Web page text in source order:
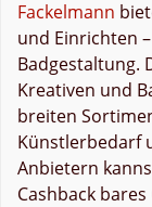
Fackelmann
und Einrichten
Badgestaltung.
Kreativen und
breiten
Künstlerbedarf
Anbietern
Cashback